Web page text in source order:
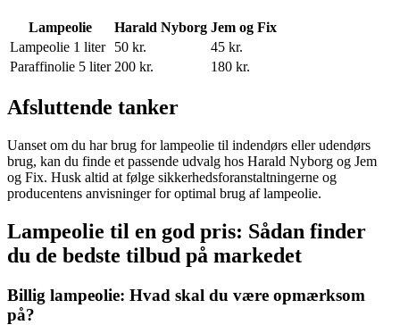
Lampeolie Harald Nyborg Jem og Fix
Lampeolie 1 liter
50 kr.
45 kr.
Paraffinolie 5 liter 200 kr. 180 kr.
Afsluttende tanker
Uanset om du har brug for lampeolie til indendørs eller udendørs
brug, kan du finde et passende udvalg hos Harald Nyborg og Jem
og Fix. Husk altid at følge sikkerhedsforanstaltningerne og
producentens anvisninger for optimal brug af lampeolie.
Lampeolie til en god pris: Sådan finder
du de bedste tilbud på markedet
Billig lampeolie: Hvad skal du være opmærksom
på?